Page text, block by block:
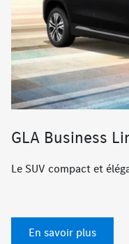
GLA Business
Le SUV
En savoir plus